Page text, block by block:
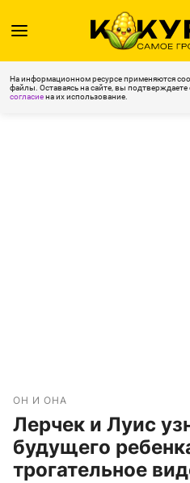
На информационном ресурсе применяются
файлы. Оставаясь на сайте, вы подтверждаете
согласиена их использование.
ОН И ОНА
Лерчек и Луис
будущего
трогательное